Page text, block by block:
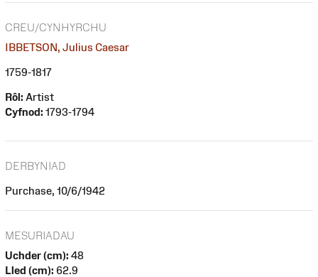
CREU/CYNHYRCHU
IBBETSON, Julius Caesar
1759-1817
Rôl: Artist
Cyfnod: 1793-1794
DERBYNIAD
Purchase, 10/6/1942
MESURIADAU
Uchder (cm): 48
Lled (cm): 62.9